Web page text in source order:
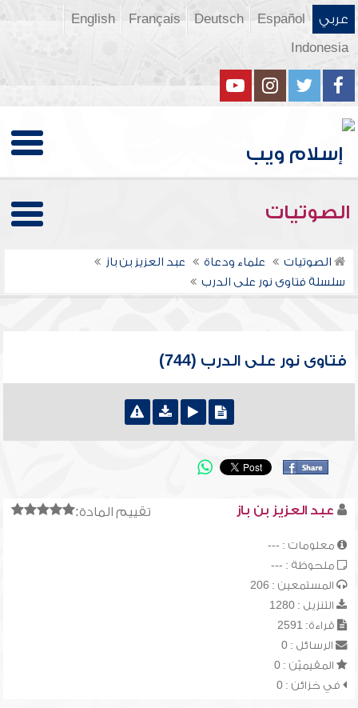
عربي Español
Deutsch
Français
English
Indonesia
الصوتيات
الصوتيات علماء ودعاة
عبد العزيز بن باز
سلسلة فتاوى نور على الدرب
فتاوى نور على الدرب (744)
تقييم المادة: عبد العزيز بن باز
معلومات : ---
ملحوظة : ---
المستمعين : 206
التنزيل : 1280
قراءة: 2591
الرسائل : 0
المقيميّن : 0
في خزائن : 0